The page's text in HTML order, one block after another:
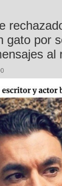
gato por
al